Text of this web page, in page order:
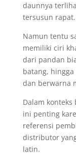
daunnya
tersusun rapat.
Namun tentu
memiliki ciri
dari pandan
batang,
dan berwarna
Dalam
ini penting
referensi
distributor
latin.